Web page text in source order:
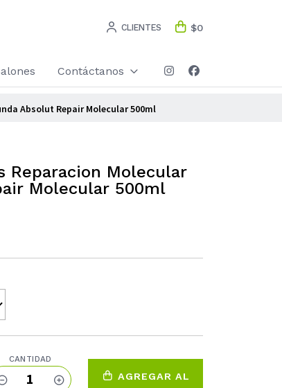
CLIENTES $0
Contáctanos
Absolut Repair Molecular 500ml
Reparacion Molecular
Molecular 500ml
CANTIDAD
1 AGREGAR AL